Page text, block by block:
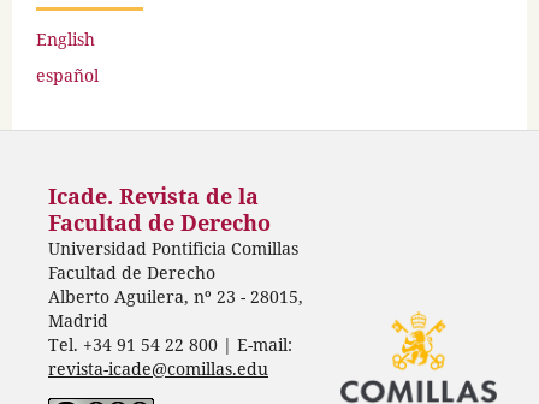
English
español
Icade. Revista de la
Facultad de Derecho
Universidad Pontificia Comillas
Facultad de Derecho
Alberto Aguilera, nº 23 - 28015,
Madrid
Tel. +34 91 54 22 800 | E-mail:
revista-icade@comillas.edu